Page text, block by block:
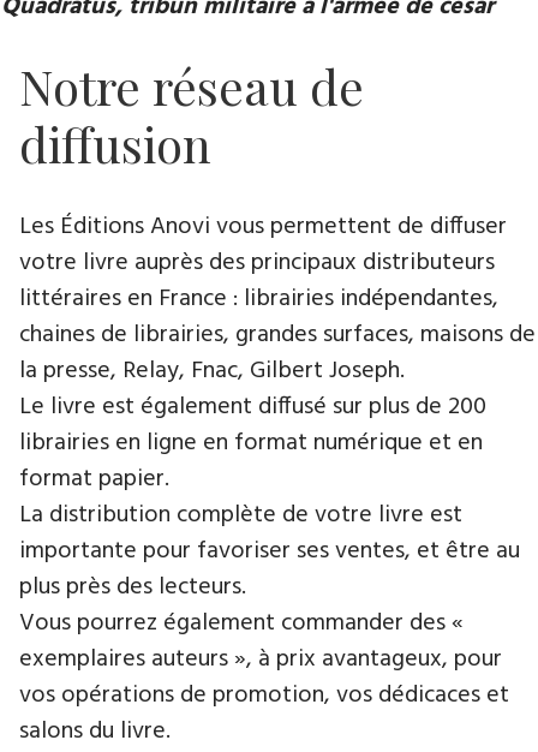
Notre réseau de
diffusion
Les Éditions Anovi vous permettent de diffuser
votre livre auprès des principaux distributeurs
littéraires en France : librairies indépendantes,
chaines de librairies, grandes surfaces, maisons de
la presse, Relay, Fnac, Gilbert Joseph.
Le livre est également diffusé sur plus de 200
librairies en ligne en format numérique et en
format papier.
La distribution complète de votre livre est
importante pour favoriser ses ventes, et être au
plus près des lecteurs.
Vous pourrez également commander des «
exemplaires auteurs », à prix avantageux, pour
vos opérations de promotion, vos dédicaces et
salons du livre.